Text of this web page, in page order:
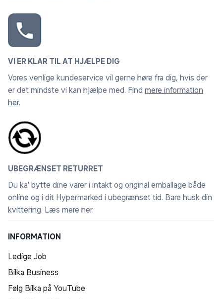
VI ER KLAR TIL AT HJÆLPE DIG
Vores venlige kundeservice vil gerne høre fra dig, hvis der
er det mindste vi kan hjælpe med. Find mere information
her.
UBEGRÆNSET RETURRET
Du ka' bytte dine varer i intakt og original emballage både
online og i dit Hypermarked i ubegrænset tid. Bare husk din
kvittering. Læs mere her.
INFORMATION
Ledige Job
Bilka Business
Følg Bilka på YouTube